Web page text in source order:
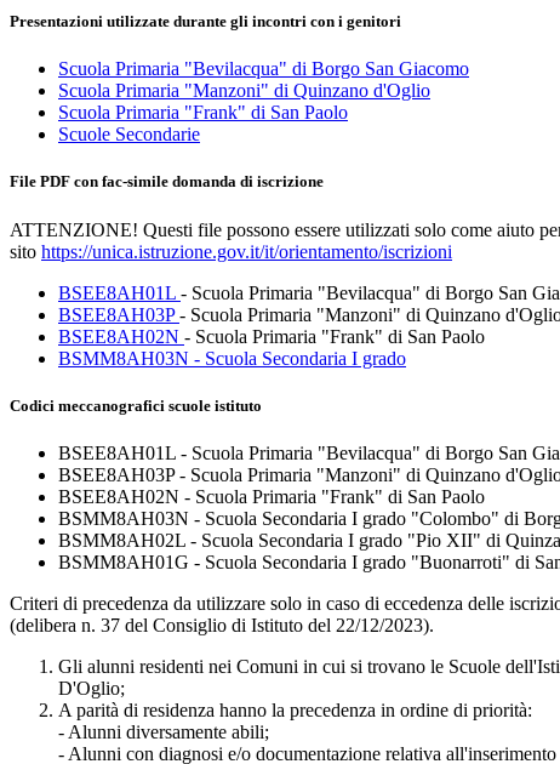
Presentazioni utilizzate durante gli incontri con i genitori
Scuola Primaria "Bevilacqua" di Borgo San Giacomo
Scuola Primaria "Manzoni" di Quinzano d'Oglio
Scuola Primaria "Frank" di San Paolo
Scuole Secondarie
File PDF con fac-simile domanda di iscrizione
ATTENZIONE! Questi file possono essere utilizzati solo come aiuto
sito https://unica.istruzione.gov.it/it/orientamento/iscrizioni
BSEE8AH01L - Scuola Primaria "Bevilacqua" di Borgo San
BSEE8AH03P- Scuola Primaria "Manzoni" di Quinzano
BSEE8AH02N - Scuola Primaria "Frank" di San Paolo
BSMM8AH03N - Scuola Secondaria I grado
Codici meccanografici scuole istituto
BSEE8AH01L - Scuola Primaria "Bevilacqua" di Borgo San
BSEE8AH03P - Scuola Primaria "Manzoni" di Quinzano
BSEE8AH02N - Scuola Primaria "Frank" di San Paolo
BSMM8AH03N - Scuola Secondaria I grado "Colombo" di
BSMM8AH02L - Scuola Secondaria I grado "Pio XII" di
BSMM8AH01G - Scuola Secondaria I grado "Buonarroti" di
Criteri di precedenza da utilizzare solo in caso di eccedenza delle
(delibera n. 37 del Consiglio di Istituto del 22/12/2023).
Gli alunni residenti nei Comuni in cui si trovano le Scuole
D'Oglio;
A parità di residenza hanno la precedenza in ordine di priorità:
- Alunni diversamente abili;
- Alunni con diagnosi e/o documentazione relativa all'inserimento